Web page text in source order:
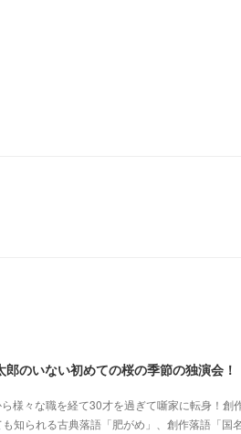
のいない初めての桜の季節の独演会！
々な職を経て30才を過ぎて噺家に転身！創
知られる古典落語「肥がめ」、創作落語「国